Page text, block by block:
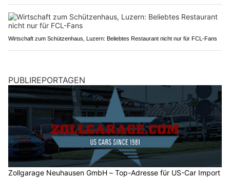
Wirtschaft zum Schützenhaus, Luzern: Beliebtes Restaurant nicht nur für FCL-Fans
PUBLIREPORTAGEN
Zollgarage Neuhausen GmbH – Top-Adresse für US-Car Import